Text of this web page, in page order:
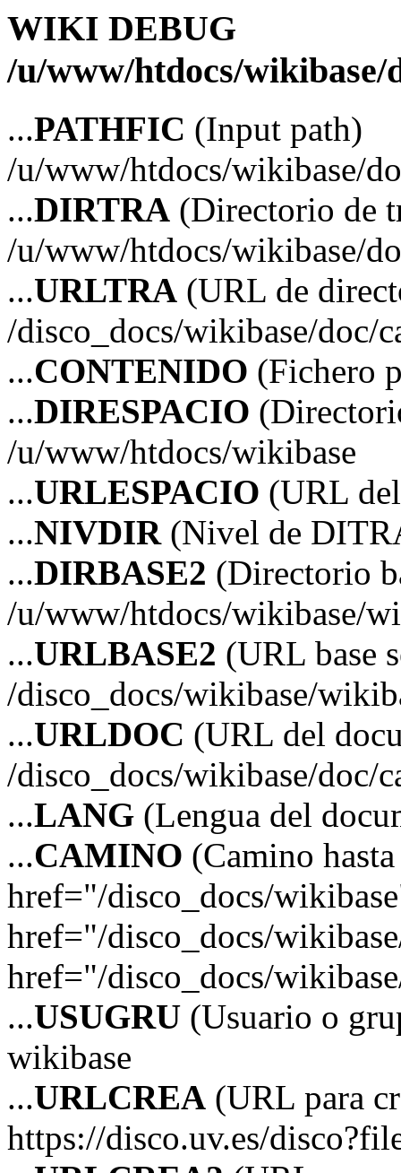
WIKI DEBUG
/u/www/htdocs/
...PATHFIC (Input path)
/u/www/htdocs/wikibase/
...DIRTRA (Directorio de
/u/www/htdocs/wikibase/
...URLTRA (URL de
/disco_docs/wikibase/doc/
...CONTENIDO (Fichero
...DIRESPACIO
/u/www/htdocs/wikibase
...URLESPACIO (URL
...NIVDIR(Nivel de
...DIRBASE2 (Directorio
/u/www/htdocs/wikibase/
...URLBASE2 (URL base
/disco_docs/wikibase/
...URLDOC (URL del
/disco_docs/wikibase/
...LANG (Lengua del
...CAMINO (Camino
href="/disco_docs/
href="/disco_docs/
href="/disco_docs/
...USUGRU (Usuario o
wikibase
...URLCREA (URL para
https://disco.uv.es/